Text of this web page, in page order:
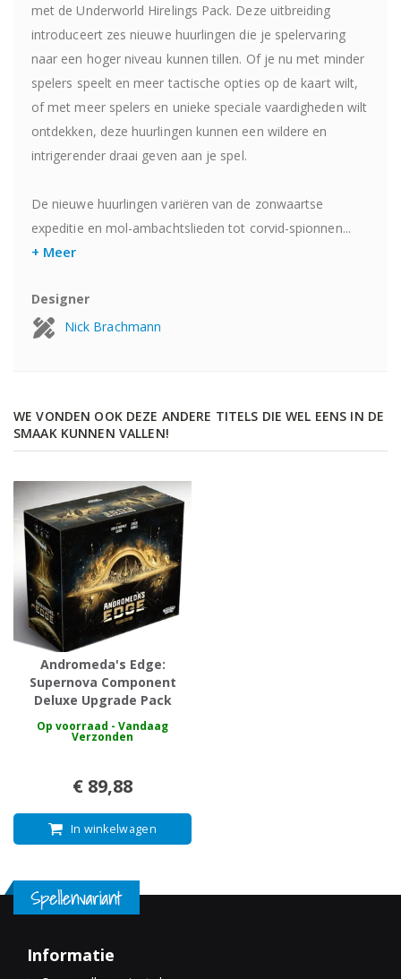
met de Underworld Hirelings Pack. Deze uitbreiding
introduceert zes nieuwe huurlingen die je spelervaring
naar een hoger niveau kunnen tillen. Of je nu met minder
spelers speelt en meer tactische opties op de kaart wilt,
of met meer spelers en unieke speciale vaardigheden wilt
ontdekken, deze huurlingen kunnen een wildere en
intrigerender draai geven aan je spel.
De nieuwe huurlingen variëren van de zonwaartse
expeditie en mol-ambachtslieden tot corvid-spionnen...
+ Meer
Designer
Nick Brachmann
WE VONDEN OOK DEZE ANDERE TITELS DIE WEL EENS IN DE
SMAAK KUNNEN VALLEN!
Andromeda's Edge:
Supernova Component
Deluxe Upgrade Pack
Op voorraad - Vandaag
Verzonden
€ 89,88
In winkelwagen
Informatie